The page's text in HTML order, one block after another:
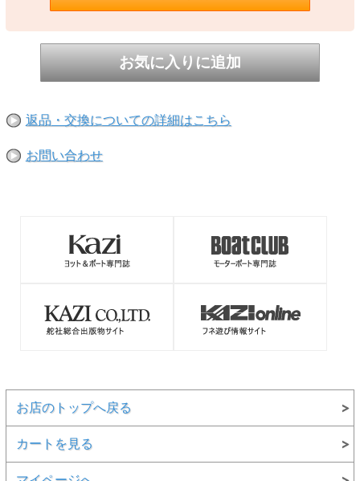
Bluestorm
●お取り寄せ品になります。1週間以内に入荷できない場合
は、改めてご連絡させていただきます。
返品・交換についての詳細はこちら
お問い合わせ
お店のトップへ戻る
カートを見る